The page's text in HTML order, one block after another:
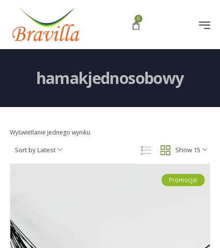
0
hamakjednosobowy
Wyświetlanie jednego wyniku
Show 15
Sort by Latest
Promocja!